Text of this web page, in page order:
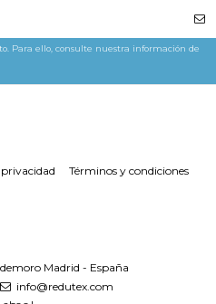
Para ello, consulte nuestra información de
Términos y condiciones
Madrid - España
info@redutex.com